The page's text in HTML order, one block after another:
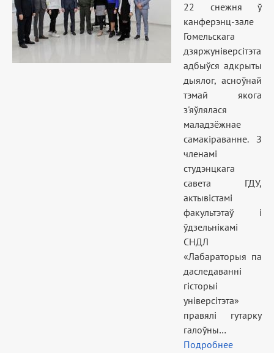
22 снежня ў
канферэнц-зале
Гомельскага
дзяржуніверсітэта
адбыўся адкрыты
дыялог, асноўнай
тэмай якога
з'яўлялася
маладзёжнае
самакіраванне. З
членамі
студэнцкага
савета ГДУ,
актывістамі
факультэтаў і
ўдзельнікамі
СНДЛ
«Лабараторыя па
даследаванні
гісторыі
універсітэта»
правялі гутарку
галоўны…
Подробнее